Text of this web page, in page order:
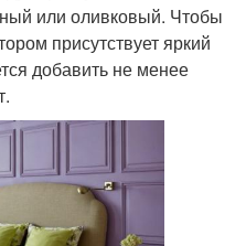
или оливковый. Чтобы
присутствует яркий
добавить не менее